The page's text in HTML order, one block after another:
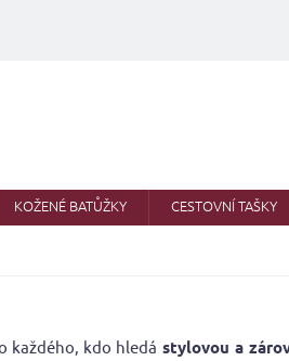
KOŽENÉ BATŮŽKY CESTOVNÍ TAŠKY
každého, kdo hledá stylovou a